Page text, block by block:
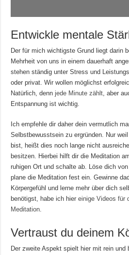
Entwickle mentale
Der für mich wichtigste Grund liegt darin
Mehrheit von uns in einem dauerhaft
stehen ständig unter Stress und
oder privat. Wir wollen möglichst
Natürlich, dennjede Minute zählt , aber
Entspannung ist wichtig.
Ich empfehle dir daher dein vermutlich
Selbstbewusstsein zu ergründen. Nur
bist, heißt dies noch lange nicht
besitzen. Hierbei hilft dir die Meditation
ruhigen Ort und schalte ab. Löse dich
plane die Meditation fest ein. Gewinne
Körpergefühl und lerne mehr über dich
benötigst, habe ich hiereinige Videos für
Meditation
Vertraust du deinem
Der zweite Aspekt spielt hier mit rein und